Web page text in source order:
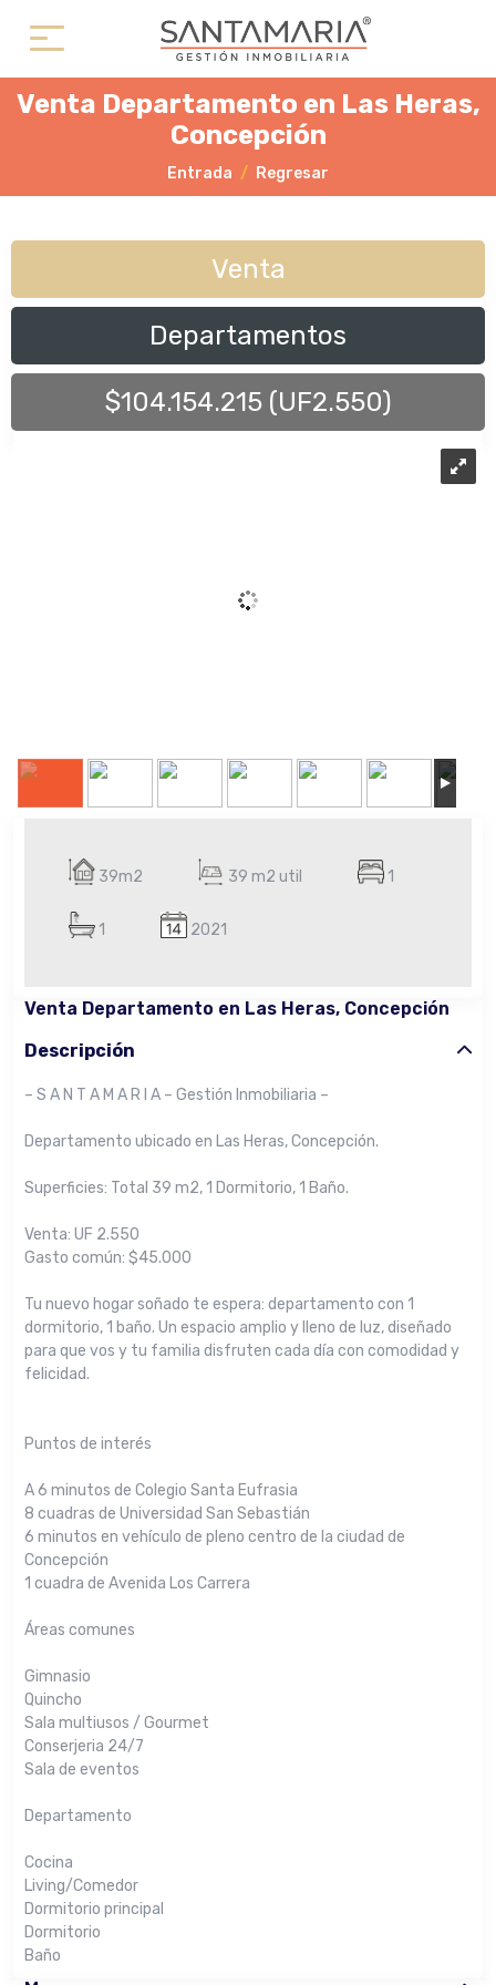
Venta Departamento en Las Heras,
Concepción
Entrada Regresar
Venta
Departamentos
$104.154.215 (UF2.550)
39m2 39 m2 util 1
1 2021
Venta Departamento en Las Heras, Concepción
Descripción
– S A N T A M A R I A – Gestión Inmobiliaria –
Departamento ubicado en Las Heras, Concepción.
Superficies: Total 39 m2, 1 Dormitorio, 1 Baño.
Venta: UF 2.550
Gasto común: $45.000
Tu nuevo hogar soñado te espera: departamento con 1
dormitorio, 1 baño. Un espacio amplio y lleno de luz, diseñado
para que vos y tu familia disfruten cada día con comodidad y
felicidad.
Puntos de interés
A 6 minutos de Colegio Santa Eufrasia
8 cuadras de Universidad San Sebastián
6 minutos en vehículo de pleno centro de la ciudad de
Concepción
1 cuadra de Avenida Los Carrera
Áreas comunes
Gimnasio
Quincho
Sala multiusos / Gourmet
Conserjeria 24/7
Sala de eventos
Departamento
Cocina
Living/Comedor
Dormitorio principal
Dormitorio
Baño